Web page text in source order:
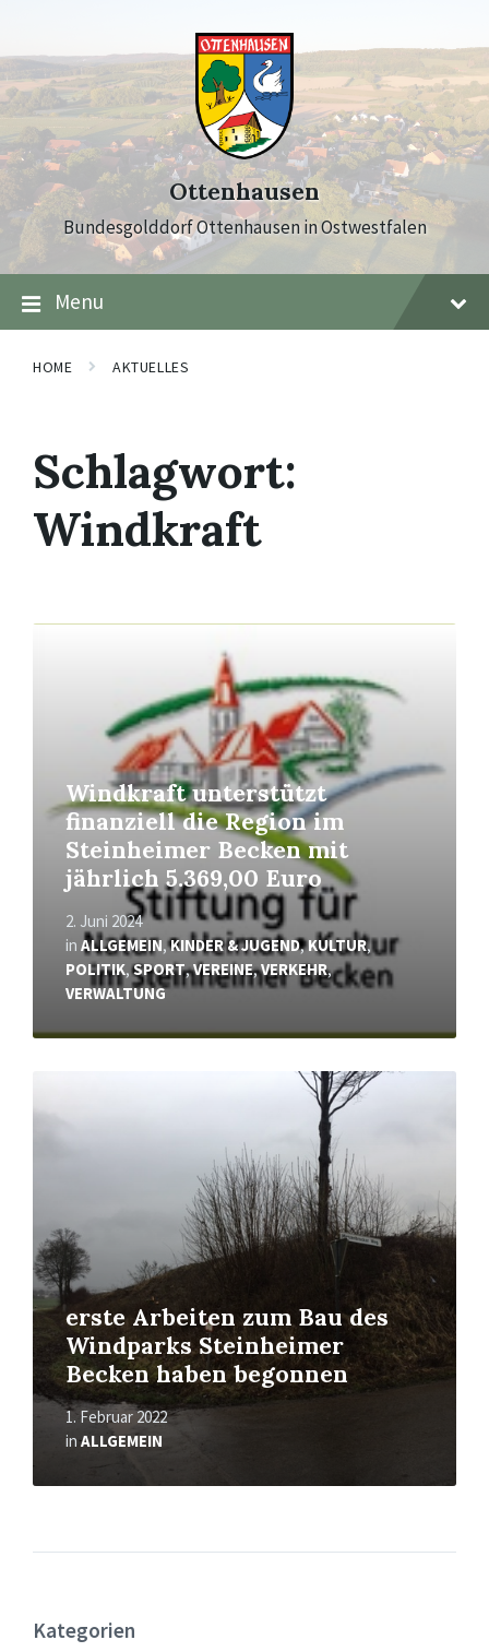
content
main
navigation
footer
Ottenhausen
Bundesgolddorf Ottenhausen in Ostwestfalen
Menu
HOME AKTUELLES
Schlagwort:
Windkraft
Windkraft unterstützt
finanziell die Region im
Steinheimer Becken mit
jährlich 5.369,00 Euro
2. Juni 2024
in ALLGEMEIN,KINDER & JUGEND,KULTUR,
POLITIK,SPORT,VEREINE,VERKEHR,
VERWALTUNG
Mehr
erste Arbeiten zum Bau des
Windparks Steinheimer
Becken haben begonnen
1. Februar 2022
inALLGEMEIN
Kategorien